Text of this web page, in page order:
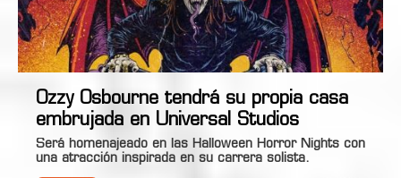
Ozzy Osbourne tendrá su propia casa
embrujada en Universal Studios
Será homenajeado en las Halloween Horror Nights con
una atracción inspirada en su carrera solista.